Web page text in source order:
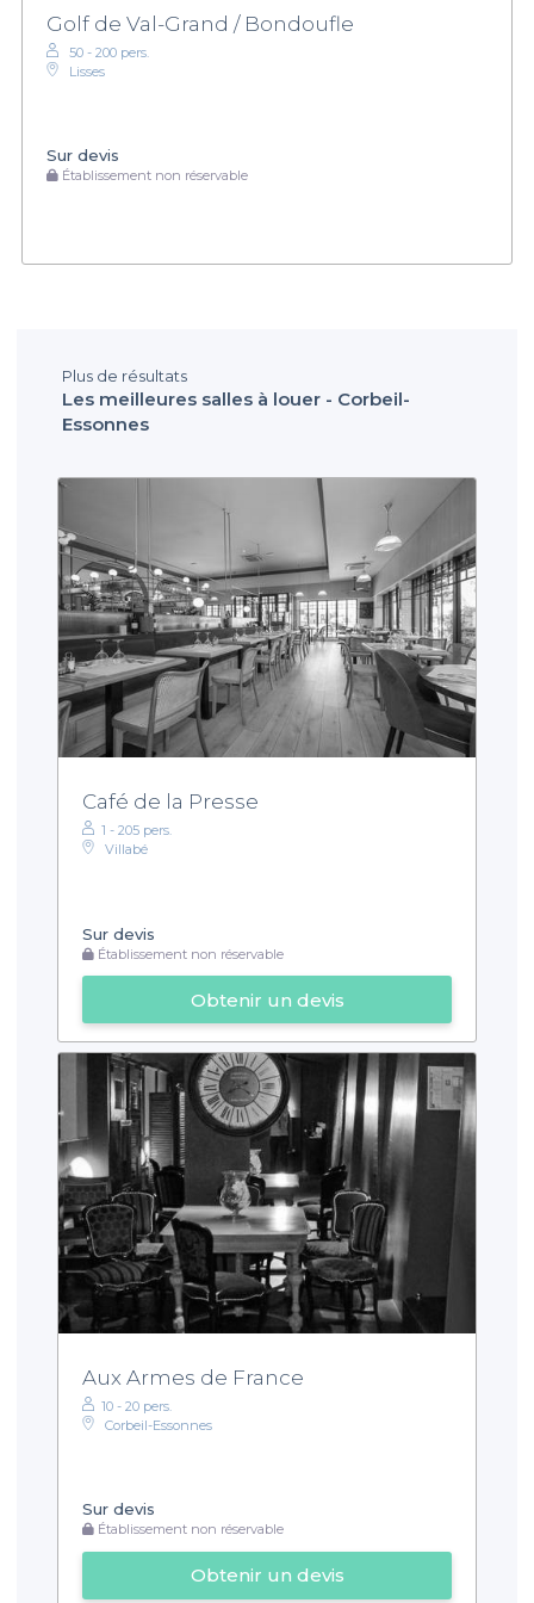
Golf de Val-Grand / Bondoufle
50 - 200 pers.
Lisses
Sur devis
Établissement non réservable
Plus de résultats
Les meilleures salles à louer - Corbeil-
Essonnes
Café de la Presse
1 - 205 pers.
Villabé
Sur devis
Établissement non réservable
Obtenir un devis
Aux Armes de France
10 - 20 pers.
Corbeil-Essonnes
Sur devis
Établissement non réservable
Obtenir un devis